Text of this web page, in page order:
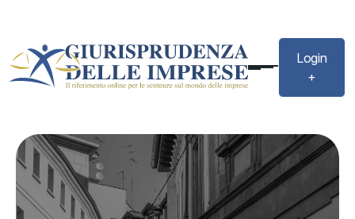
Login
+